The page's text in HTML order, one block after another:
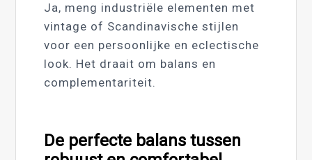
Ja, meng industriële elementen met
vintage of Scandinavische stijlen
voor een persoonlijke en eclectische
look. Het draait om balans en
complementariteit.
De perfecte balans tussen